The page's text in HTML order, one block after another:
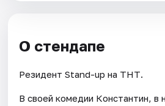
О стендапе
Резидент Stand-up на ТНТ.
В своей комедии Константин, в